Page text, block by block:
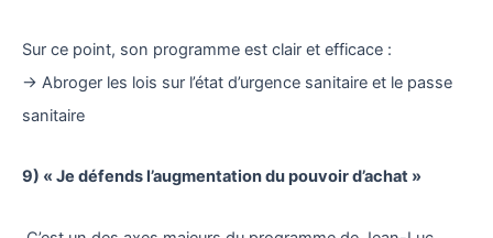
Sur ce point, son programme est clair et efficace :
→ Abroger les lois sur l’état d’urgence sanitaire et le passe
sanitaire
9) « Je défends l’augmentation du pouvoir d’achat »